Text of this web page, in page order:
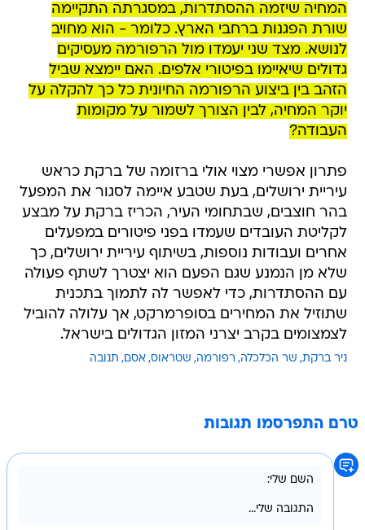
המחיה שיזמה ההסתדרות, במסגרתה התקיימה
שורת הפגנות ברחבי הארץ. כלומר - הוא מחויב
לנושא. מצד שני יעמדו מול הרפורמה מעסיקים
גדולים שיאיימו בפיטורי אלפים. האם יימצא שביל
הזהב בין ביצוע הרפורמה החיונית כל כך להקלה על
יוקר המחיה, לבין הצורך לשמור על מקומות
העבודה?
פתרון אפשרי מצוי אולי ברזומה של ברקת כראש
עיריית ירושלים, בעת שטבע איימה לסגור את המפעל
בהר חוצבים, שבתחומי העיר, הכריז ברקת על מבצע
לקליטת העובדים שעמדו בפני פיטורים במפעלים
אחרים ועבודות נוספות, בשיתוף עיריית ירושלים, כך
שלא מן הנמנע שגם הפעם הוא יצטרך לשתף פעולה
עם ההסתדרות, כדי לאפשר לה לתמוך בתכנית
שתוזיל את המחירים בסופרמרקט, אך עלולה להוביל
לצמצומים בקרב יצרני המזון הגדולים בישראל.
ניר ברקת שר הכלכלה רפורמה שטראוס אסם תנובה
טרם התפרסמו תגובות